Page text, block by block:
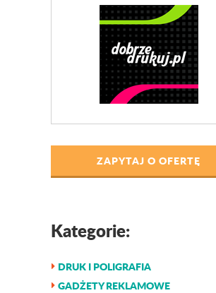
ZAPYTAJ O OFERTĘ
Kategorie:
DRUK I POLIGRAFIA
GADŻETY REKLAMOWE